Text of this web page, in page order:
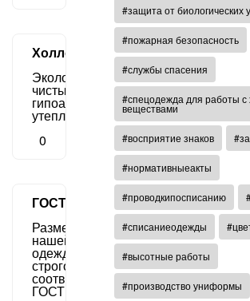
#защита от биологических
#пожарная безопасность
#службы спасения
#спецодежда для работы с
веществами
#восприятие знаков
#нормативныеакты
#проводкипосписанию
#списаниеодежды
#высотные работы
#производство униформы
Холлофайбер
Экологически
чистый
гипоаллергенный
утеплитель.
0
ГОСТы
Размеры
нашей
одежды
строго
соответствуют
ГОСТ.